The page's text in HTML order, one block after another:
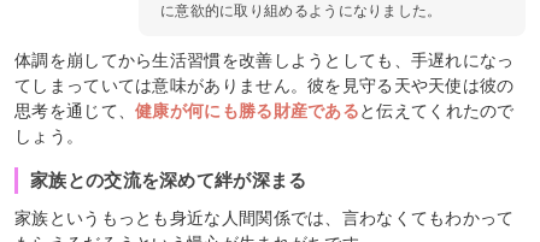
に意欲的に取り組めるようになりました。
体調を崩してから生活習慣を改善しようとしても、手遅れになっ
てしまっていては意味がありません。彼を見守る天や天使は彼の
思考を通じて、健康が何にも勝る財産であると伝えてくれたので
しょう。
家族との交流を深めて絆が深まる
家族というもっとも身近な人間関係では、言わなくてもわかって